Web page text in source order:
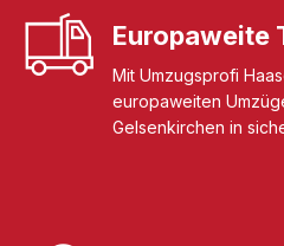
Europaweite
Mit Umzugsprofi
europaweiten
Gelsenkirchen in